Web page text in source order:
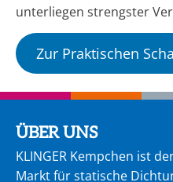
unterliegen strengster
Zur Praktischen
ÜBER UNS
KLINGER Kempchen ist
Markt für statische